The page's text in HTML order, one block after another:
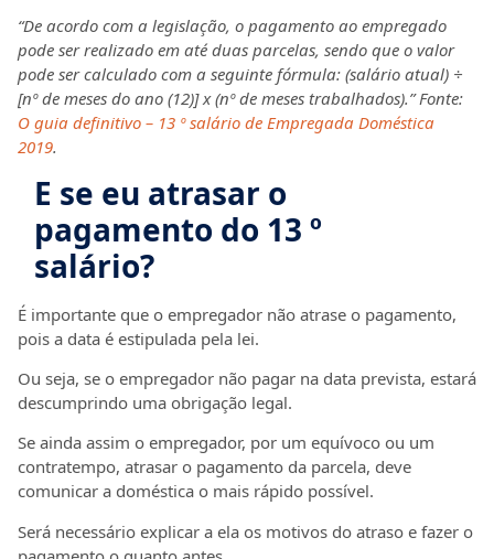
“De acordo com a legislação, o pagamento ao empregado
pode ser realizado em até duas parcelas, sendo que o valor
pode ser calculado com a seguinte fórmula: (salário atual) ÷
[nº de meses do ano (12)] x (nº de meses trabalhados).” Fonte:
O guia definitivo – 13 º salário de Empregada Doméstica
2019.
E se eu atrasar o
pagamento do 13 º
salário?
É importante que o empregador não atrase o pagamento,
pois a data é estipulada pela lei.
Ou seja, se o empregador não pagar na data prevista, estará
descumprindo uma obrigação legal.
Se ainda assim o empregador, por um equívoco ou um
contratempo, atrasar o pagamento da parcela, deve
comunicar a doméstica o mais rápido possível.
Será necessário explicar a ela os motivos do atraso e fazer o